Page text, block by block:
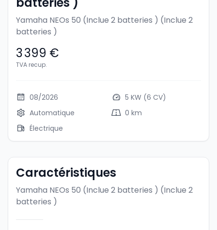
Yamaha NEOs 50 (Inclue 2 batteries ) (Inclue 2
batteries )
3 399 €
TVA recup.
08/2026
5 KW (6 CV)
Automatique
0 km
Électrique
Caractéristiques
Yamaha NEOs 50 (Inclue 2 batteries ) (Inclue 2
batteries )